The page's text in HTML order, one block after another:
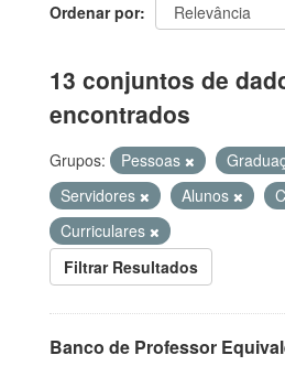
Ordenar por
13 conjuntos de
encontrados
Grupos: Pessoas
Servidores
Alunos
Curriculares
Filtrar Resultados
Banco de Professor